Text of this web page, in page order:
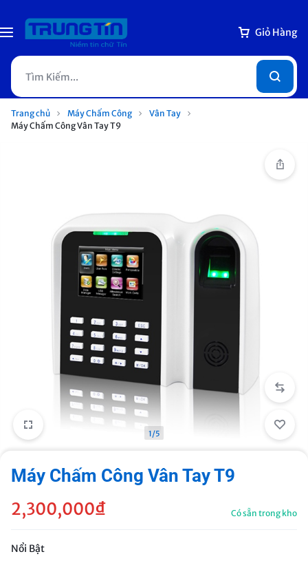
Giỏ Hàng
Trang chủ Máy Chấm Công
Vân Tay
Máy Chấm Công Vân Tay T9
1/5
Máy Chấm Công Vân Tay T9
2,300,000₫ Có sẵn trong kho
Nổi Bật